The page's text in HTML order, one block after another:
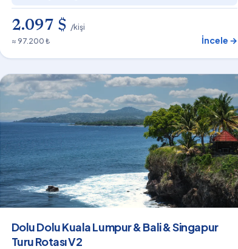
2.097 $ /kişi
≈ 97.200 ₺
İncele →
Dolu Dolu Kuala Lumpur & Bali & Singapur
Turu Rotası V2